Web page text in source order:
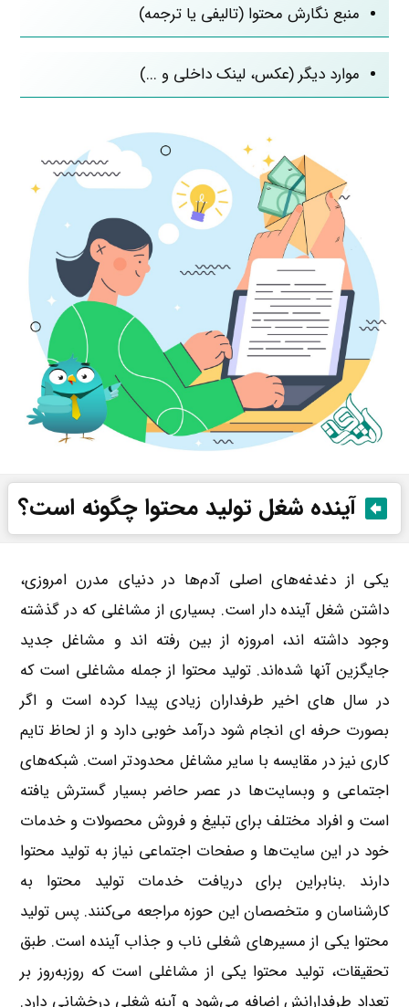
منبع نگارش محتوا (تالیفی یا ترجمه)
موارد دیگر (عکس، لینک داخلی و ...)
آینده شغل تولید محتوا چگونه است؟
یکی از دغدغه‌های اصلی آدم‌ها در دنیای مدرن امروزی،
داشتن شغل آینده دار است. بسیاری از مشاغلی که در گذشته
وجود داشته اند، امروزه از بین رفته اند و مشاغل جدید
جایگزین آنها شده‌اند. تولید محتوا از جمله مشاغلی است که
در سال های اخیر طرفداران زیادی پیدا کرده است و اگر
بصورت حرفه ای انجام شود درآمد خوبی دارد و از لحاظ تایم
کاری نیز در مقایسه با سایر مشاغل محدودتر است. شبکه‌های
اجتماعی و وبسایت‌ها در عصر حاضر بسیار گسترش یافته
است و افراد مختلف برای تبلیغ و فروش محصولات و خدمات
خود در این سایت‌ها و صفحات اجتماعی نیاز به تولید محتوا
دارند .بنابراین برای دریافت خدمات تولید محتوا به
کارشناسان و متخصصان این حوزه مراجعه می‌کنند. پس تولید
محتوا یکی از مسیرهای شغلی ناب و جذاب آینده است. طبق
تحقیقات، تولید محتوا یکی از مشاغلی است که روز‌به‌روز بر
تعداد طرفدارانش اضافه می‌شود و آینه شغلی درخشانی دارد.